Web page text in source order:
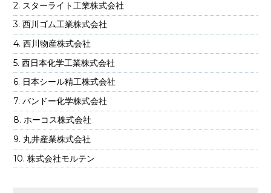
スターライト工業株式会社
西川ゴム工業株式会社
西川物産株式会社
西日本化学工業株式会社
日本シール精工株式会社
バンドー化学株式会社
ホーコス株式会社
丸井産業株式会社
株式会社モルテン